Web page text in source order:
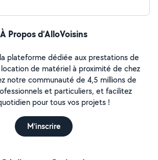
À Propos d’AlloVoisins
plateforme dédiée aux prestations de
de matériel à proximité de chez
notre communauté de 4,5 millions de
et particuliers, et facilitez
pour tous vos projets !
M'inscrire